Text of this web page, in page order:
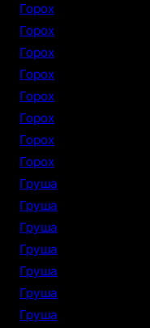
Горох
Горох
Горох
Горох
Горох
Горох
Горох
Горох
Груша
Груша
Груша
Груша
Груша
Груша
Груша